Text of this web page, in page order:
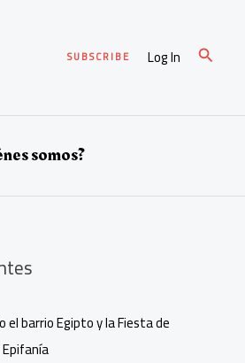
SUBSCRIBE Log In Buscar
somos?
el barrio Egipto y la Fiesta de